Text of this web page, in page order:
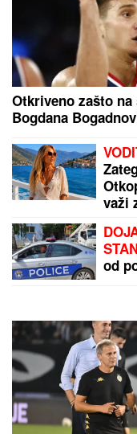
Otkriveno koliko je
VERENICE
podatak, sada se
PREPORUKA ZA